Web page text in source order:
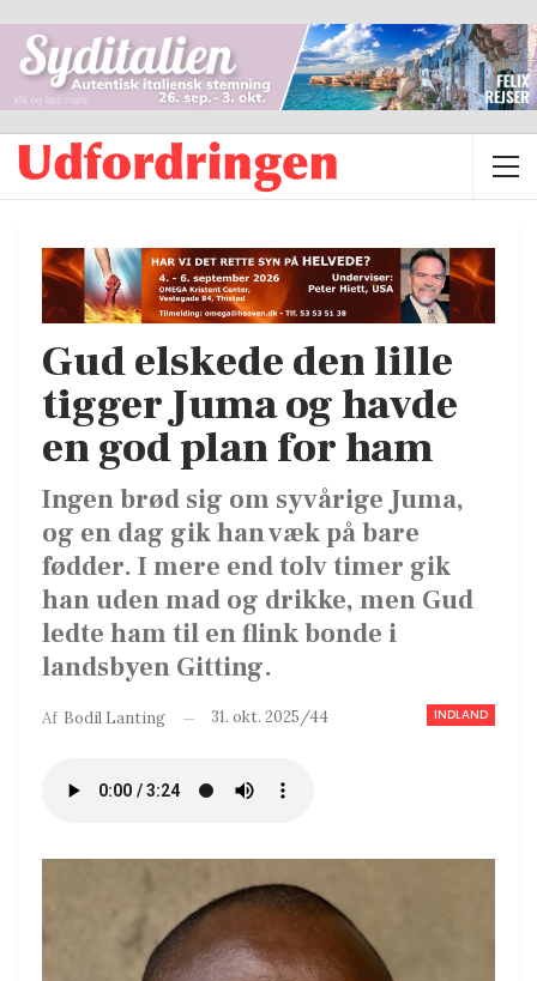
Gud elskede den lille
tigger Juma og havde
en god plan for ham
Ingen brød sig om syvårige Juma,
og en dag gik han væk på bare
fødder. I mere end tolv timer gik
han uden mad og drikke, men Gud
ledte ham til en flink bonde i
landsbyen Gitting.
INDLAND
Af Bodil Lanting 31. okt. 2025/44